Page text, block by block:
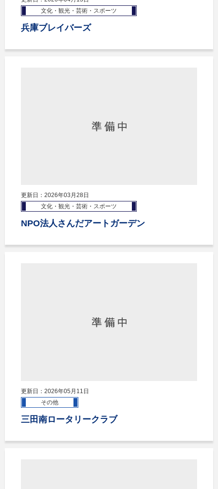
文化・観光・芸術・スポーツ
兵庫ブレイバーズ
更新日：2026年03月28日
文化・観光・芸術・スポーツ
NPO法人さんだアートガーデン
更新日：2026年05月11日
その他
三田南ロータリークラブ